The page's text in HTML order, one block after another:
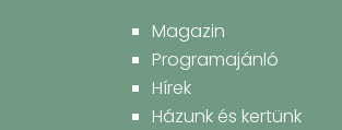
Magazin
Programajánló
Hírek
Házunk és kertünk